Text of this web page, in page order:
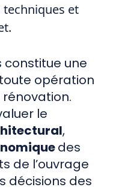
et
constitue une
opération
le
,
des
de l’ouvrage
décisions des